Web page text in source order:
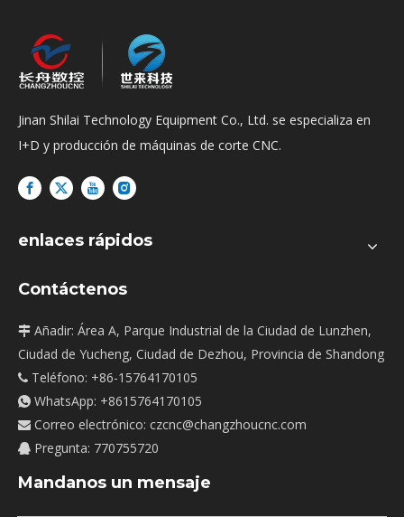
Jinan Shilai Technology Equipment Co., Ltd. se especializa en
I+D y producción de máquinas de corte CNC.
enlaces rápidos
Contáctenos
 Añadir: Área A, Parque Industrial de la Ciudad de Lunzhen,
Ciudad de Yucheng, Ciudad de Dezhou, Provincia de Shandong
 Teléfono: +86-15764170105
 WhatsApp: +8615764170105
 Correo electrónico: czcnc@changzhoucnc.com
 Pregunta: 770755720
Mandanos un mensaje